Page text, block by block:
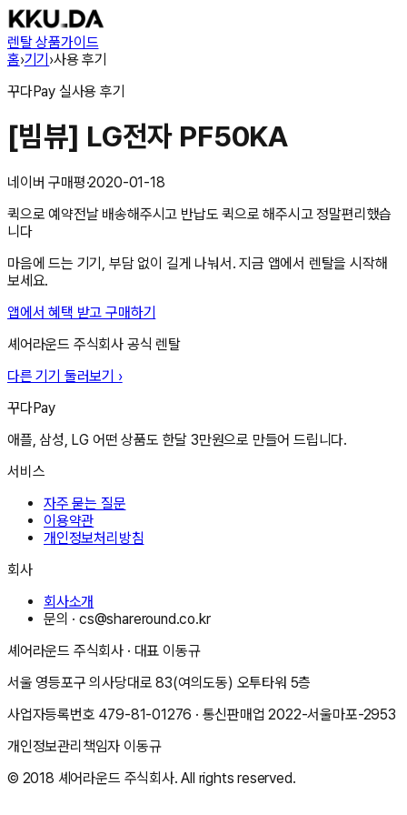
렌탈 상품가이드
홈›기기›사용 후기
꾸다Pay 실사용 후기
[빔뷰] LG전자 PF50KA
네이버 구매평·2020-01-18
퀵으로 예약전날 배송해주시고 반납도 퀵으로 해주시고 정말편리했습
니다
마음에 드는 기기, 부담 없이 길게 나눠서. 지금 앱에서 렌탈을 시작해
보세요.
앱에서 혜택 받고 구매하기
셰어라운드 주식회사 공식 렌탈
다른 기기 둘러보기 ›
꾸다Pay
애플, 삼성, LG 어떤 상품도 한달 3만원으로 만들어 드립니다.
서비스
자주 묻는 질문
이용약관
개인정보처리방침
회사
회사소개
문의 ·cs@shareround.co.kr
셰어라운드 주식회사 · 대표 이동규
서울 영등포구 의사당대로 83(여의도동) 오투타워 5층
사업자등록번호 479-81-01276 · 통신판매업2022-서울마포-2953
개인정보관리책임자 이동규
© 2018 셰어라운드 주식회사. All rights reserved.